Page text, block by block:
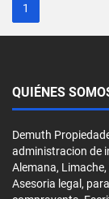
1
QUIÉNES
Demuth
administracion de
Alemana,
Asesoria legal,